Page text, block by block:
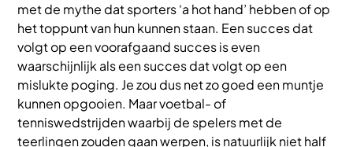
met de mythe dat sporters ‘a hot hand’ hebben of op
het toppunt van hun kunnen staan. Een succes dat
volgt op een voorafgaand succes is even
waarschijnlijk als een succes dat volgt op een
mislukte poging. Je zou dus net zo goed een muntje
kunnen opgooien. Maar voetbal- of
tenniswedstrijden waarbij de spelers met de
teerlingen zouden gaan werpen, is natuurlijk niet half